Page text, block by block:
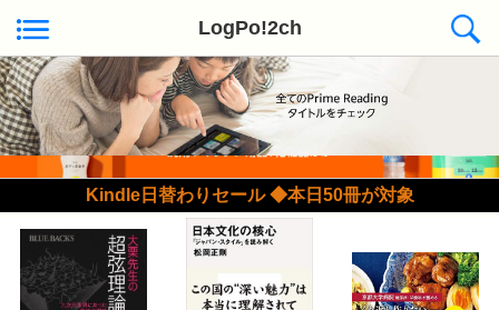
LogPo!2ch
Kindle日替わりセール ◆本日50冊が対象